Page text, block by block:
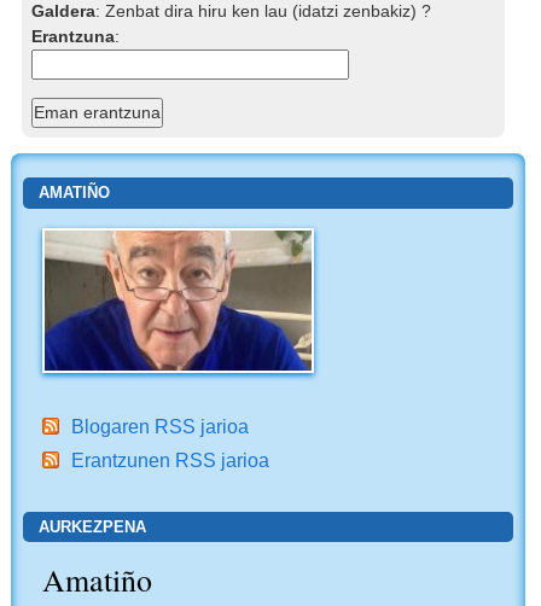
Galdera:Zenbat dira hiru ken lau (idatzi zenbakiz) ?
Erantzuna:
AMATIÑO
Blogaren RSS jarioa
Erantzunen RSS jarioa
AURKEZPENA
Amatiño